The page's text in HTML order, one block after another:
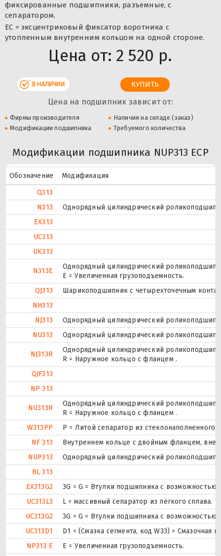
фиксированные подшипники, разъемные, с
сепаратором.
ЕС = эксцентриковый фиксатор воротника с
утопленным внутренним кольцом на одной стороне.
Цена от: 2 520 р.
В НАЛИЧИИ
Цена на подшипник зависит от:
Фирмы производителя
Наличия на складе (заказ)
Модификации подшипника
Требуемого количества
Модификации подшипника NUP313 ECP
Обозначение
Модификация
Q313
N313
Однорядный цилиндрический
EX313
UC313
UK313
N313E
Однорядный цилиндрический
Е = Увеличенная грузоподъемность.
QJ313
Шарикоподшипник с четырехточечным
NH313
NJ313
Однорядный цилиндрический
NU313
Однорядный цилиндрический
NJ313R
Однорядный цилиндрический
R = Наружное кольцо с фланцем .
QJF313
NP 313
NU313R
Однорядный цилиндрический
R = Наружное кольцо с фланцем .
W313PP
P = Литой сепаратор из
NF 313
Внутреннем кольце с двойным фланцем,
NUP313
Однорядный цилиндрический
BL 313
EX313G2
3G = G = Втулки подшипника с возможностью
UC313L3
L = массивный сепаратор из лёгкого сплава.
UC313G2
3G = G = Втулки подшипника с возможностью
UC313D1
D1 = (Смазка сегмента, код W33) =
NP313 E
Е = Увеличенная грузоподъемность.